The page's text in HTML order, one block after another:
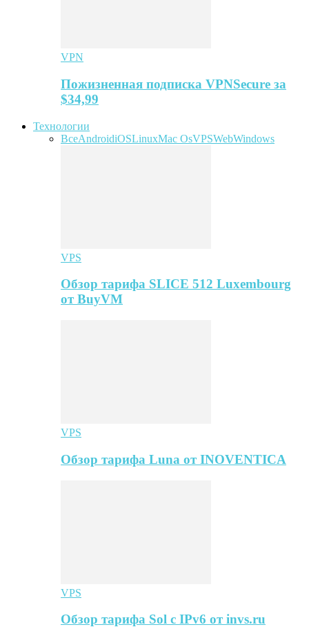
VPN
Пожизненная подписка VPNSecure за
$34,99
Технологии
ВсеAndroidiOSLinuxMac OsVPSWebWindows
VPS
Обзор тарифа SLICE 512 Luxembourg
от BuyVM
VPS
Обзор тарифа Luna от INOVENTICA
VPS
Обзор тарифа Sol с IPv6 от invs.ru